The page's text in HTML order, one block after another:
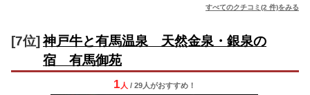
すべてのクチコミ(2 件)をみる
[7位] 神戸牛と有馬温泉 天然金泉・銀泉の
宿 有馬御苑
1 人 / 29人がおすすめ！